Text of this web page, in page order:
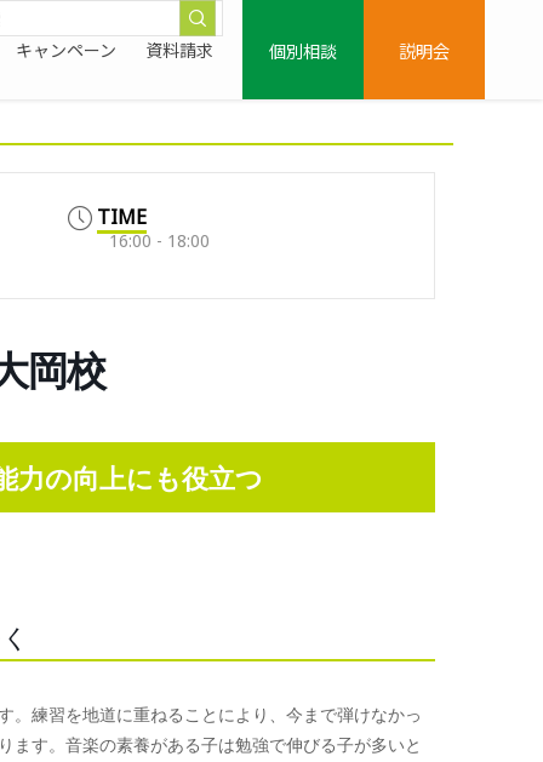
キャンペーン 資料請求
個別相談
説明会
TIME
16:00 - 18:00
岡校
力の向上にも役立つ
。練習を地道に重ねることにより、今まで弾けなかっ
す。音楽の素養がある子は勉強で伸びる子が多いと